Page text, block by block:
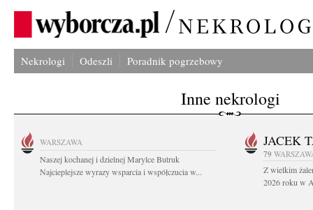
Nekrologi Odeszli Poradnik pogrzebowy
Inne nekrologi
WARSZAWA
Naszej kochanej i dzielnej Marylce Butruk
Najcieplejsze wyrazy wsparcia i współczucia w...
JACEK
79
Z wielkim
2026 roku w